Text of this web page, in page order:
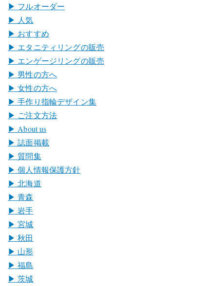
▶︎ フルオーダー
▶︎ 人気
▶︎ おすすめ
▶︎ エタニティリングの販売
▶︎ エンゲージリングの販売
▶︎ 男性の方へ
▶︎ 女性の方へ
▶︎ 手作り指輪デザイン集
▶︎ ご注文方法
▶︎ About us
▶︎ 誌面掲載
▶︎ 質問集
▶︎ 個人情報保護方針
▶︎ 北海道
▶︎ 青森
▶︎ 岩手
▶︎ 宮城
▶︎ 秋田
▶︎ 山形
▶︎ 福島
▶︎ 茨城